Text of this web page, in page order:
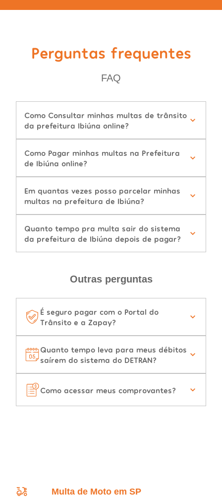
Perguntas frequentes
FAQ
Como Consultar minhas multas de trânsito
da prefeitura Ibiúna online?
Como Pagar minhas multas na Prefeitura
de Ibiúna online?
Em quantas vezes posso parcelar minhas
multas na prefeitura de Ibiúna?
Quanto tempo pra multa sair do sistema
da prefeitura de Ibiúna depois de pagar?
Outras perguntas
É seguro pagar com o Portal do
Trânsito e a Zapay?
Quanto tempo leva para meus débitos
saírem do sistema do DETRAN?
Como acessar meus comprovantes?
Multa de Moto em SP